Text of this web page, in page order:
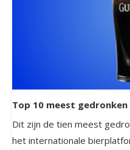
Top 10 meest gedronken
Dit zijn de tien meest
het internationale